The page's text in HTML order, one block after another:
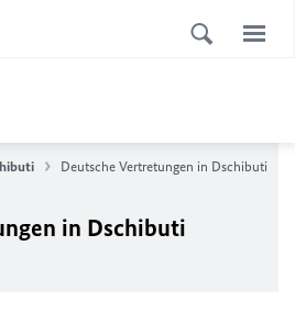
Deutsche Vertretungen in Dschibuti
in Dschibuti